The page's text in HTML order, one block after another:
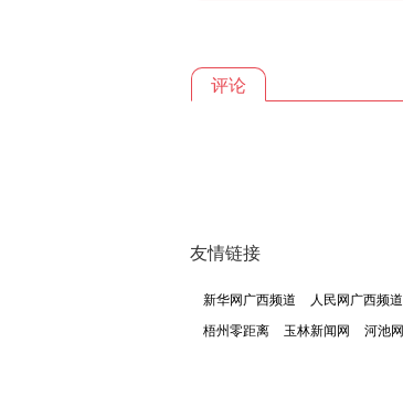
评论
友情链接
新华网广西频道 人民网广西频道
梧州零距离
玉林新闻网 河池网